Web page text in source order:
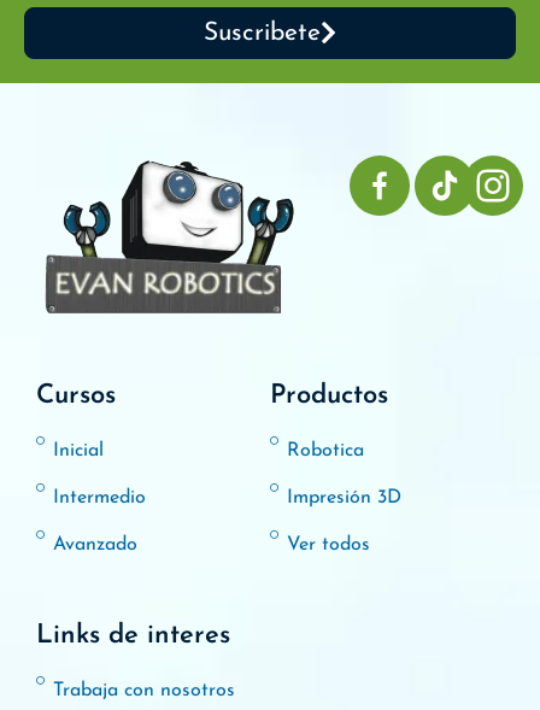
Suscribete
Cursos
Inicial
Intermedio
Avanzado
Productos
Robotica
Impresión 3D
Ver todos
Links de interes
Trabaja con nosotros